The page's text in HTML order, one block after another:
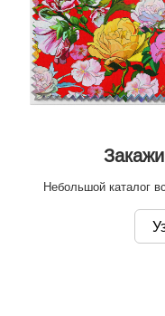
Небольшой каталог